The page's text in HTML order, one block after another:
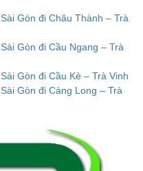
Gòn đi Châu Thành – Trà
Gòn đi Cầu Ngang – Trà
Gòn đi Cầu Kè – Trà Vinh
Gòn đi Càng Long – Trà